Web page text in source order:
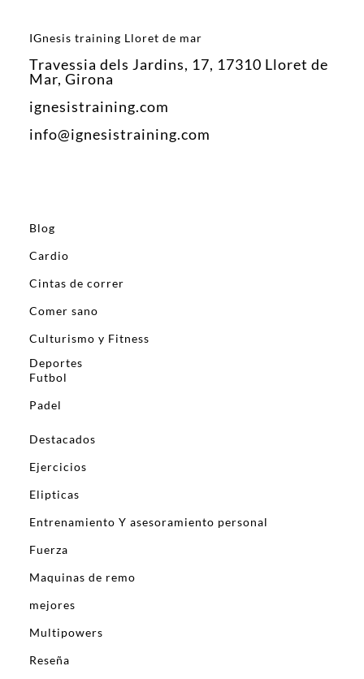
IGnesis training Lloret de mar
Travessia dels Jardins, 17, 17310 Lloret de
Mar, Girona
ignesistraining.com
info@ignesistraining.com
Blog
Cardio
Cintas de correr
Comer sano
Culturismo y Fitness
Deportes
Futbol
Padel
Destacados
Ejercicios
Elipticas
Entrenamiento Y asesoramiento personal
Fuerza
Maquinas de remo
mejores
Multipowers
Reseña